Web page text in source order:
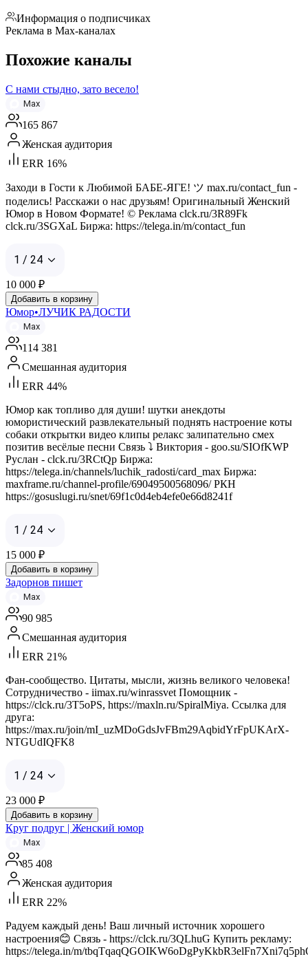
Информация о подписчиках
Реклама в Мах-каналах
Похожие каналы
С нами стыдно, зато весело!
Max
165 867
Женская аудитория
ERR 16%
Заходи в Гости к Любимой БАБЕ-ЯГЕ! ツ max.ru/contact_fun -
поделись! Расскажи о нас друзьям! Оригинальный Женский
Юмор в Новом Формате! © Реклама clck.ru/3R89Fk
clck.ru/3SGXaL Биржа: https://telega.in/m/contact_fun
1 / 24
10 000 ₽
Добавить в корзину
Юмор•ЛУЧИК РАДОСТИ
Max
114 381
Смешанная аудитория
ERR 44%
Юмор как топливо для души! шутки анекдоты
юмористический развлекательный поднять настроение коты
собаки открытки видео клипы релакс залипательно смех
позитив весёлые песни Связь ⤵️ Виктория - goo.su/SIOfKWP
Руслан - clck.ru/3RCtQp Биржа:
https://telega.in/channels/luchik_radosti/card_max Биржа:
maxframe.ru/channel-profile/69049500568096/ РКН
https://gosuslugi.ru/snet/69f1c0d4eb4efe0e66d8241f
1 / 24
15 000 ₽
Добавить в корзину
Задорнов пишет
Max
90 985
Смешанная аудитория
ERR 21%
Фан-сообщество. Цитаты, мысли, жизнь великого человека!
Сотрудничество - iimax.ru/winrassvet Помощник -
https://clck.ru/3T5oPS, https://maxln.ru/SpiralMiya. Ссылка для
друга:
https://max.ru/join/mI_uzMDoGdsJvFBm29AqbidYrFpUKArX-
NTGUdIQFK8
1 / 24
23 000 ₽
Добавить в корзину
Круг подруг | Женский юмор
Max
85 408
Женская аудитория
ERR 22%
Радуем каждый день! Ваш личный источник хорошего
настроения😊 Связь - https://clck.ru/3QLhuG Купить рекламу:
https://telega.in/m/